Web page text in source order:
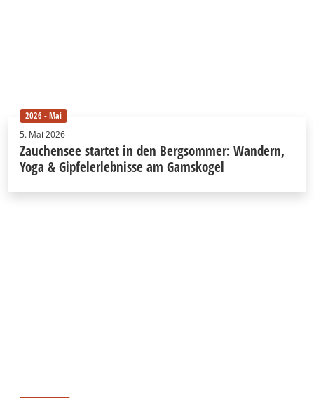
2026 - Mai
5. Mai 2026
Zauchensee startet in den Bergsommer: Wandern,
Yoga & Gipfelerlebnisse am Gamskogel